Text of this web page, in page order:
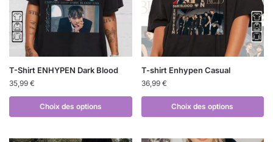
T-Shirt ENHYPEN Dark Blood
35,99 €
Choix des options
T-shirt Enhypen Casual
36,99 €
Choix des options